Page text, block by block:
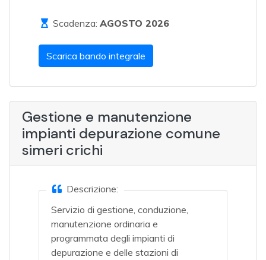
Scadenza: AGOSTO 2026
Scarica bando integrale
Gestione e manutenzione
impianti depurazione comune
simeri crichi
Descrizione:
Servizio di gestione, conduzione,
manutenzione ordinaria e
programmata degli impianti di
depurazione e delle stazioni di